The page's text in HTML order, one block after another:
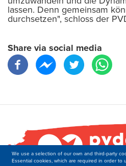
lassen. Denn gemeinsam
durchsetzen", schloss der
Share via social media
We use a selection of our own and third-party
Essential cookies, which are required in order to